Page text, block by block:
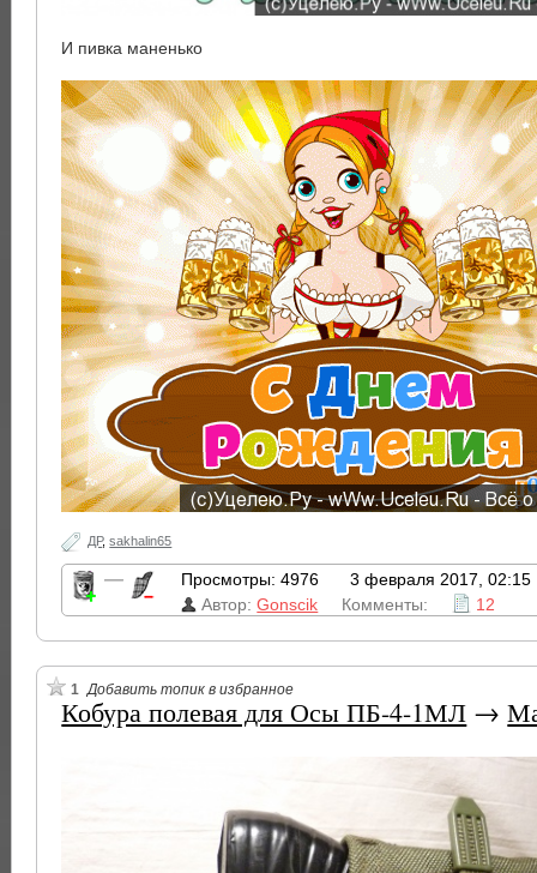
И пивка маненько
ДР,sakhalin65
— Просмотры: 4976
3 февраля 2017, 02:15
Автор:Gonscik Комменты: 12
1 Добавить топик в избранное
Кобура полевая для Осы ПБ-4-1МЛ →